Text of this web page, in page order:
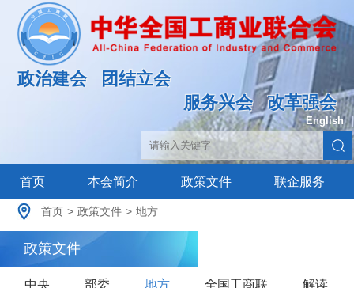
政治建会
团结立会
服务兴会 改革强会
English |
首页 本会简介 政策文件 联企服务
首页 > 政策文件 > 地方
政策文件
中央 部委 地方 全国工商联 解读